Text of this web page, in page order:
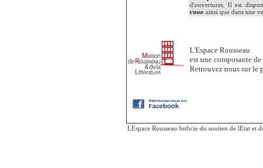
d'ouvertures. Il est
russe ainsi que dans une
L'Espace Rousseau
est une composante
Retrouvez nous sur le
LEspace Rousseau bnficie du soutien de lEtat et